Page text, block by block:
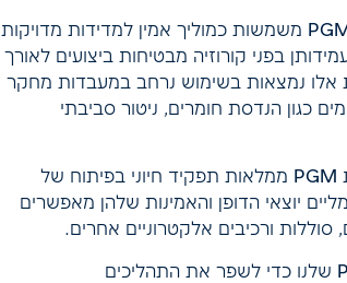
אלקטרודות PGM משמשות כמוליך אמין למדידות מדויקות
בפני קורוזיה מבטיחות ביצועים לאורך
אלו נמצאות בשימוש נרחב במעבדות מחקר
כגון הנדסת חומרים, ניטור סביבתי
אלקטרודות PGM ממלאות תפקיד חיוני בפיתוח של
יוצאי הדופן והאמינות שלהן מאפשרים
סוללות ורכיבים אלקטרוניים אחרים.
התעמק במגוון אלקטרודות ה-PGM שלנו כדי לשפר את התהליכים